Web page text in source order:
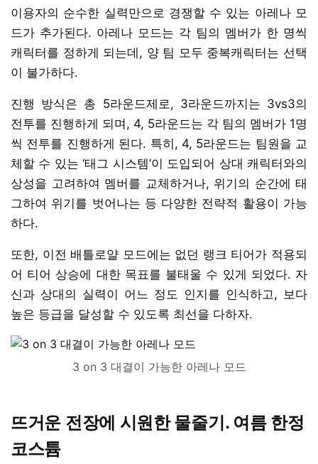
이용자의 순수한 실력만으로 경쟁할 수 있는 아레나 모
드가 추가된다. 아레나 모드는 각 팀의 멤버가 한 명씩
캐릭터를 정하게 되는데, 양 팀 모두 중복캐릭터는 선택
이 불가하다.
진행 방식은 총 5라운드제로, 3라운드까지는 3vs3의
전투를 진행하게 되며, 4, 5라운드는 각 팀의 멤버가 1명
씩 전투를 진행하게 된다. 특히, 4, 5라운드는 팀원을 교
체할 수 있는 ‘태그 시스템’이 도입되어 상대 캐릭터와의
상성을 고려하여 멤버를 교체하거나, 위기의 순간에 태
그하여 위기를 벗어나는 등 다양한 전략적 활용이 가능
하다.
또한, 이전 배틀로얄 모드에는 없던 랭크 티어가 적용되
어 티어 상승에 대한 목표를 불태울 수 있게 되었다. 자
신과 상대의 실력이 어느 정도 인지를 인식하고, 보다
높은 등급을 달성할 수 있도록 최선을 다하자.
3 on 3 대결이 가능한 아레나 모드
뜨거운 전장에 시원한 물줄기. 여름 한정
코스튬